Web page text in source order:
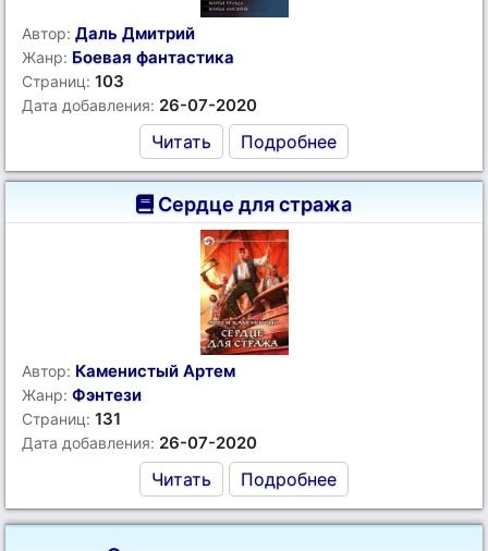
Автор: Даль Дмитрий
Жанр: Боевая фантастика
Страниц: 103
Дата добавления: 26-07-2020
Читать Подробнее
Сердце для стража
Автор: Каменистый Артем
Жанр: Фэнтези
Страниц: 131
Дата добавления: 26-07-2020
Читать Подробнее